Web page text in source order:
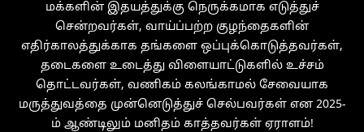
மக்களின் இதயத்துக்கு நெருக்கமாக எடுத்துச்
சென்றவர்கள், வாய்ப்பற்ற குழந்தைகளின்
எதிர்காலத்துக்காக தங்களை ஒப்புக்கொடுத்தவர்கள்,
தடைகளை உடைத்து விளையாட்டுகளில் உச்சம்
தொட்டவர்கள், வணிகம் கலங்காமல் சேவையாக
மருத்துவத்தை முன்னெடுத்துச் செல்பவர்கள் என 2025-
ம் ஆண்டிலும் மனிதம் காத்தவர்கள் ஏராளம்!